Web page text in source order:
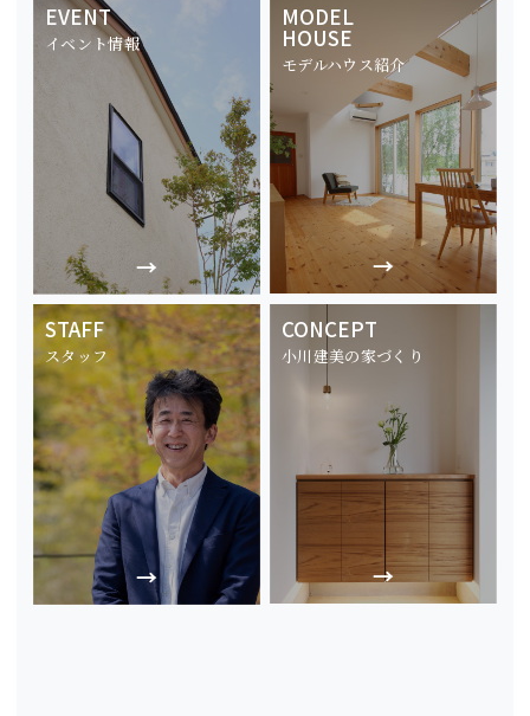
EVENT
イベント情報
MODEL
HOUSE
モデルハウス紹介
STAFF
スタッフ
CONCEPT
小川建美の家づくり